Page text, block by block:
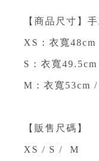
【商品尺寸】
XS：衣寬
S：衣寬
M：衣寬53cm
【販售尺碼】
XS / S / M